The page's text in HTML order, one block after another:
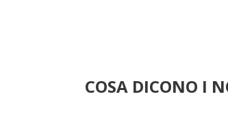
COSA DICONO I